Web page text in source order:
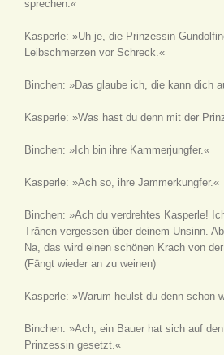
sprechen.«
Kasperle: »Uh je, die Prinzessin
Leibschmerzen vor Schreck.«
Binchen: »Das glaube ich, die kann dich
Kasperle: »Was hast du denn mit der
Binchen: »Ich bin ihre Kammerjungfer.«
Kasperle: »Ach so, ihre Jammerkungfer.«
Binchen: »Ach du verdrehtes Kasperle!
Tränen vergessen über deinem Unsinn.
Na, das wird einen schönen Krach von
(Fängt wieder an zu weinen)
Kasperle: »Warum heulst du denn schon
Binchen: »Ach, ein Bauer hat sich auf
Prinzessin gesetzt.«